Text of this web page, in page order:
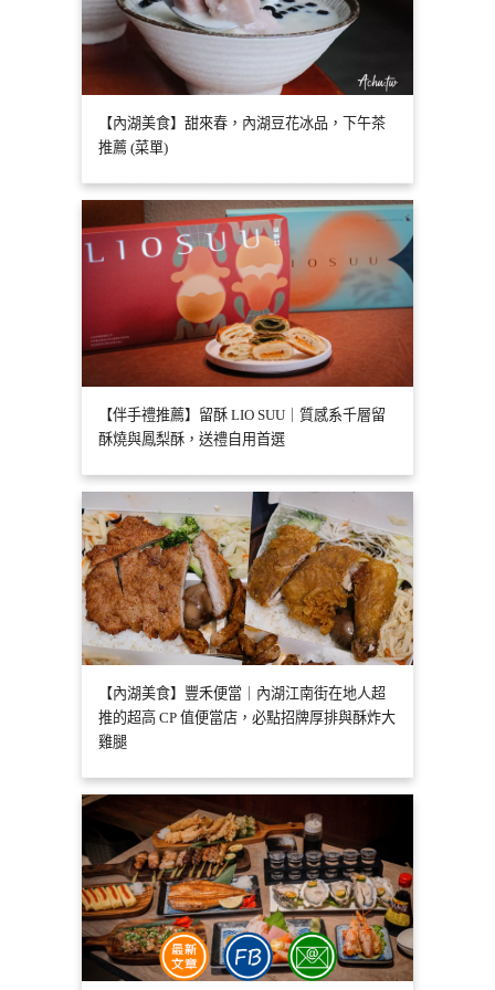
【內湖美食】甜來春，內湖豆花冰品，下午茶
推薦 (菜單)
【伴手禮推薦】留酥 LIO SUU｜質感系千層留
酥燒與鳳梨酥，送禮自用首選
【內湖美食】豐禾便當｜內湖江南街在地人超
推的超高 CP 值便當店，必點招牌厚排與酥炸大
雞腿